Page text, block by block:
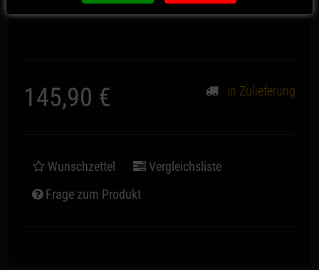
145,90 € in Zulieferung
Wunschzettel
Vergleichsliste
Frage zum Produkt